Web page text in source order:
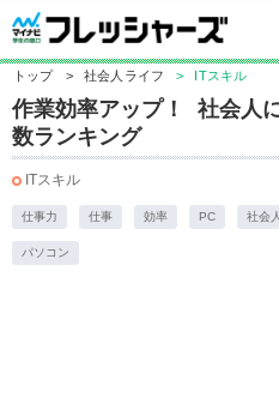
トップ > 社会人ライフ > ITスキル
作業効率アップ！ 社会人
数ランキング
ITスキル
仕事力 仕事 効率 PC 社会
パソコン